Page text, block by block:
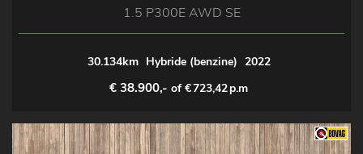
1.5 P300E AWD SE
30.134km Hybride (benzine) 2022
€ 38.900,- of €723,42p.m